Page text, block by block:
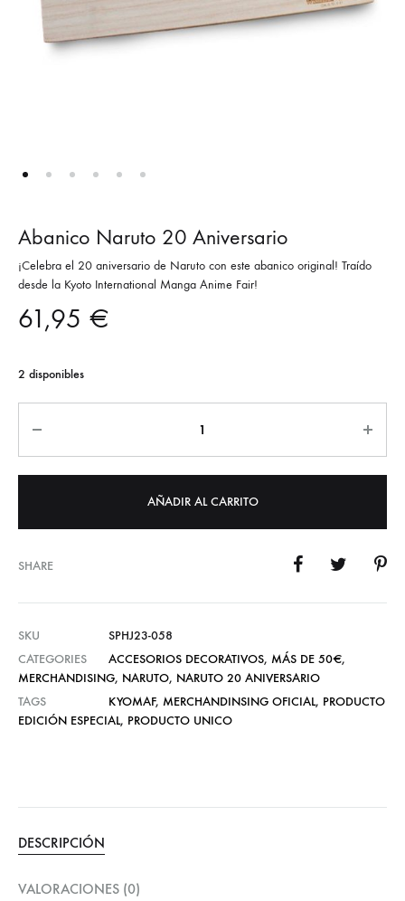
Abanico Naruto 20 Aniversario
¡Celebra el 20 aniversario de Naruto con este abanico original! Traído
desde la Kyoto International Manga Anime Fair!
61,95 €
2 disponibles
AÑADIR AL CARRITO
SHARE
SKU
SPHJ23-058
CATEGORIES
ACCESORIOS DECORATIVOS, MÁS DE 50€,
MERCHANDISING, NARUTO, NARUTO 20 ANIVERSARIO
TAGS
KYOMAF, MERCHANDINSING OFICIAL, PRODUCTO
EDICIÓN ESPECIAL, PRODUCTO UNICO
DESCRIPCIÓN
VALORACIONES (0)